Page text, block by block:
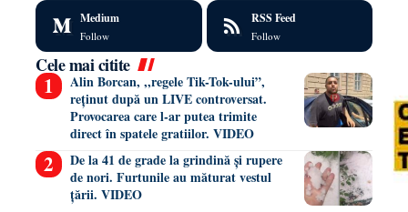
Medium
Follow
RSS Feed
Follow
Cele mai citite
Alin Borcan, ,,regele Tik-Tok-ului”,
reținut după un LIVE controversat.
Provocarea care l-ar putea trimite
direct în spatele gratiilor. VIDEO
De la 41 de grade la grindină și rupere
de nori. Furtunile au măturat vestul
țării. VIDEO